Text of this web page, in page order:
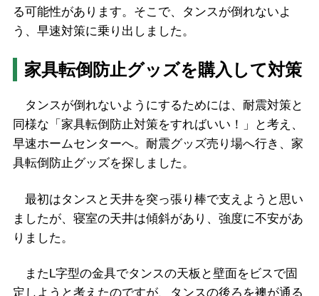
る可能性があります。そこで、タンスが倒れないよ
う、早速対策に乗り出しました。
家具転倒防止グッズを購入して対策
タンスが倒れないようにするためには、耐震対策と
同様な「家具転倒防止対策をすればいい！」と考え、
早速ホームセンターへ。耐震グッズ売り場へ行き、家
具転倒防止グッズを探しました。
最初はタンスと天井を突っ張り棒で支えようと思い
ましたが、寝室の天井は傾斜があり、強度に不安があ
りました。
またL字型の金具でタンスの天板と壁面をビスで固
定しようと考えたのですが、タンスの後ろを襖が通る